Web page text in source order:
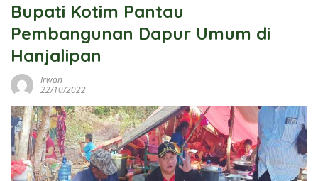
Bupati Kotim Pantau
Pembangunan Dapur Umum di
Hanjalipan
Irwan
22/10/2022